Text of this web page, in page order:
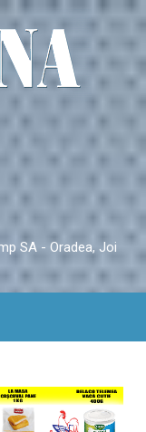
SA - Oradea, Joi